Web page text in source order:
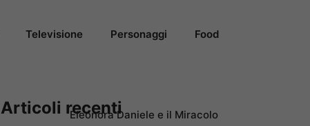
Televisione Personaggi Food
Articoli recentiEleonora Daniele e il Miracolo